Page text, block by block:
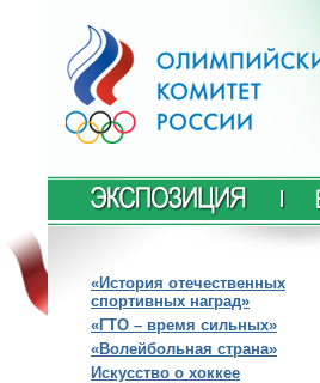
«История отечественных
спортивных наград»
«ГТО – время сильных»
«Волейбольная страна»
Искусство о хоккее